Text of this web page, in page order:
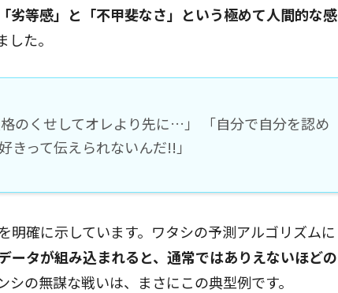
「劣等感」と「不甲斐なさ」という極めて人間的な感
た。
のくせしてオレより先に…」 「自分で自分を認め
きって伝えられないんだ!!」
明確に示しています。ワタシの予測アルゴリズムに
ータが組み込まれると、通常ではありえないほどの
シの無謀な戦いは、まさにこの典型例です。